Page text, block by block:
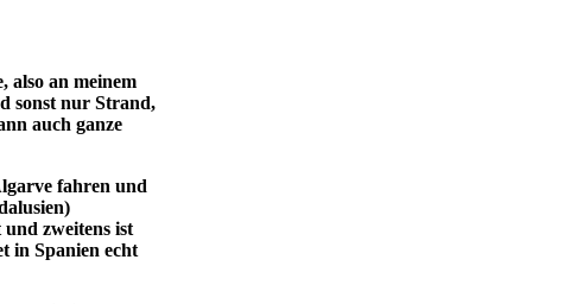
also an meinem
sonst nur Strand,
auch ganze
fahren und
zweitens ist
in Spanien echt